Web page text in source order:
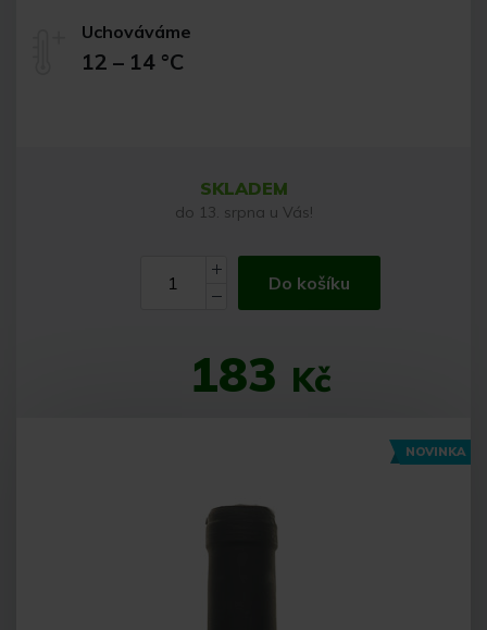
Uchováváme
12 – 14 °C
SKLADEM
do 13. srpna u Vás!
Do košíku
183 Kč
NOVINKA